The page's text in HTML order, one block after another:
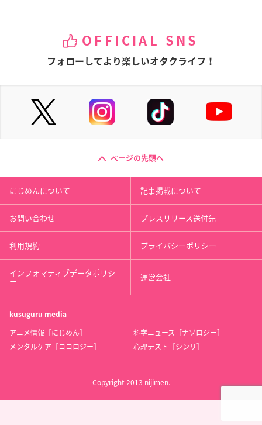
OFFICIAL SNS
フォローしてより楽しいオタクライフ！
ページの先頭へ
にじめんについて 記事掲載について
お問い合わせ プレスリリース送付先
利用規約 プライバシーポリシー
インフォマティブデータポリシ
ー 運営会社
kusuguru media
アニメ情報［にじめん］
科学ニュース［ナゾロジー］
メンタルケア［ココロジー］
心理テスト［シンリ］
Copyright 2013 nijimen.